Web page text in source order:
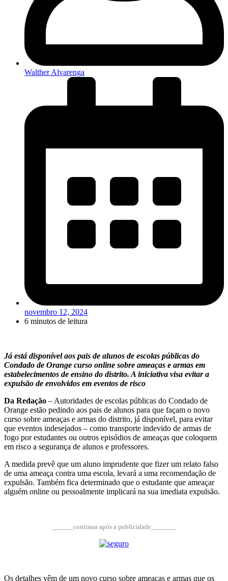
Walther Alvarenga
novembro 12, 2024
6 minutos de leitura
Já está disponível aos pais de alunos de escolas públicas do
Condado de Orange curso online sobre ameaças e armas em
estabelecimentos de ensino do distrito. A iniciativa visa evitar a
expulsão de envolvidos em eventos de risco
Da Redação – Autoridades de escolas públicas do Condado de
Orange estão pedindo aos pais de alunos para que façam o novo
curso sobre ameaças e armas do distrito, já disponível, para evitar
que eventos indesejados – como transporte indevido de armas de
fogo por estudantes ou outros episódios de ameaças que coloquem
em risco a segurança de alunos e professores.
A medida prevê que um aluno imprudente que fizer um relato falso
de uma ameaça contra uma escola, levará a uma recomendação de
expulsão. Também fica determinado que o estudante que ameaçar
alguém online ou pessoalmente implicará na sua imediata expulsão.
______continua após a publicidade_______
Os detalhes vêm de um novo curso sobre ameaças e armas que os